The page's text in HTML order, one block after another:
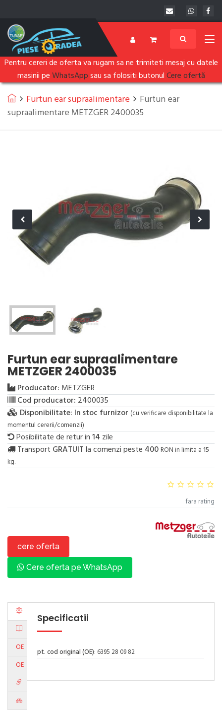
Pentru cereri de oferta va rugam sa ne trimiteti mesaj cu datele
masinii peWhatsAppsau sa folositi butonulCere ofertă
Furtun ear supraalimentare
Furtun ear
supraalimentare METZGER 2400035
Furtun ear supraalimentare
METZGER 2400035
Producator: METZGER
Cod producator: 2400035
Disponibilitate: In stoc furnizor (cu verificare disponibilitate la
momentul cererii/comenzii)
Posibilitate de retur in14 zile
Transport GRATUITla comenzi peste 400 RON in limita a15
kg.
fara rating
cere oferta
Cere oferta pe WhatsApp
OE
OE
Specificatii
pt. cod original (OE): 6395 28 09 82